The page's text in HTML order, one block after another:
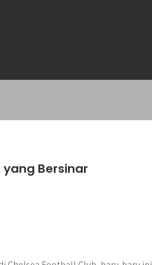
Bersinar